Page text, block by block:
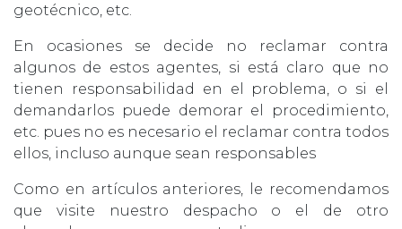
geotécnico, etc.
En ocasiones se decide no reclamar contra
algunos de estos agentes, si está claro que no
tienen responsabilidad en el problema, o si el
demandarlos puede demorar el procedimiento,
etc. pues no es necesario el reclamar contra todos
ellos, incluso aunque sean responsables
Como en artículos anteriores, le recomendamos
que visite nuestro despacho o el de otro